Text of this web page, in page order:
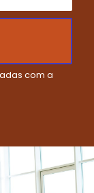
com a